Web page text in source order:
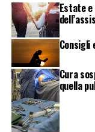
Estate
Consigli
Cura
quella